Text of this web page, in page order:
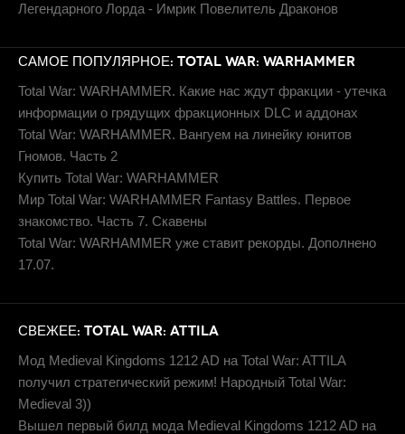
Легендарного Лорда - Имрик Повелитель Драконов
САМОЕ ПОПУЛЯРНОЕ: TOTAL WAR: WARHAMMER
Total War: WARHAMMER. Какие нас ждут фракции - утечка
информации о грядущих фракционных DLC и аддонах
Total War: WARHAMMER. Вангуем на линейку юнитов
Гномов. Часть 2
Купить Total War: WARHAMMER
Мир Total War: WARHAMMER Fantasy Battles. Первое
знакомство. Часть 7. Скавены
Total War: WARHAMMER уже ставит рекорды. Дополнено
17.07.
СВЕЖЕЕ: TOTAL WAR: ATTILA
Мод Medieval Kingdoms 1212 AD на Total War: ATTILA
получил стратегический режим! Народный Total War:
Medieval 3))
Вышел первый билд мода Medieval Kingdoms 1212 AD на